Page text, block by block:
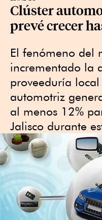
Clúster
prevé crecer
El fenómeno del
incrementado la
proveeduría
automotriz
al menos 12%
Jalisco durante